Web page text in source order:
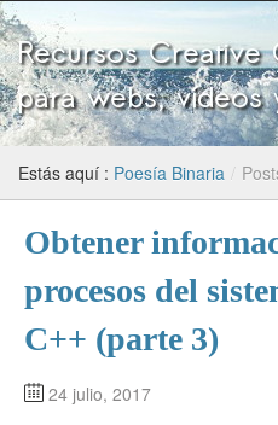
Estás aquí : Poesía Binaria /
Obtener
procesos del
C++ (parte 3)
24 julio, 2017